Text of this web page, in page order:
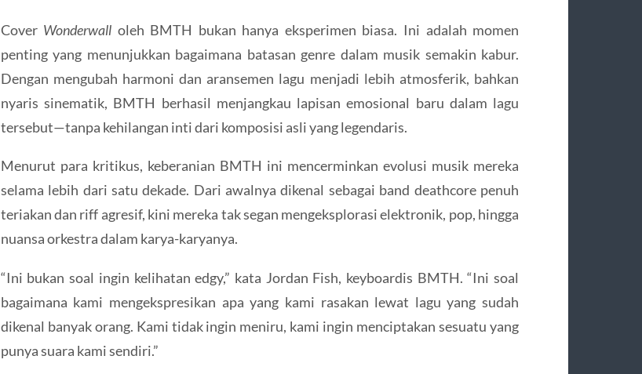
Cover Wonderwall oleh BMTH bukan hanya eksperimen biasa. Ini adalah momen
penting yang menunjukkan bagaimana batasan genre dalam musik semakin kabur.
Dengan mengubah harmoni dan aransemen lagu menjadi lebih atmosferik, bahkan
nyaris sinematik, BMTH berhasil menjangkau lapisan emosional baru dalam lagu
tersebut—tanpa kehilangan inti dari komposisi asli yang legendaris.
Menurut para kritikus, keberanian BMTH ini mencerminkan evolusi musik mereka
selama lebih dari satu dekade. Dari awalnya dikenal sebagai band deathcore penuh
teriakan dan riff agresif, kini mereka tak segan mengeksplorasi elektronik, pop, hingga
nuansa orkestra dalam karya-karyanya.
“Ini bukan soal ingin kelihatan edgy,” kata Jordan Fish, keyboardis BMTH. “Ini soal
bagaimana kami mengekspresikan apa yang kami rasakan lewat lagu yang sudah
dikenal banyak orang. Kami tidak ingin meniru, kami ingin menciptakan sesuatu yang
punya suara kami sendiri.”